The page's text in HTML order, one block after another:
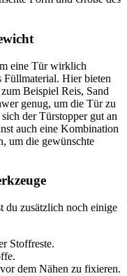
eine Tür wirklich
Füllmaterial. Hier bieten
Beispiel Reis, Sand
genug, um die Tür zu
der Türstopper gut an
auch eine Kombination
um die gewünschte
du zusätzlich noch einige
Stoffreste.
dem Nähen zu fixieren.